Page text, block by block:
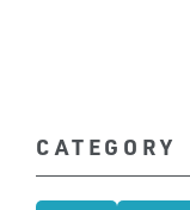
CATEGORY